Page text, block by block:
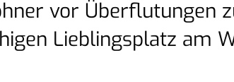
vor Überflutungen
Lieblingsplatz am